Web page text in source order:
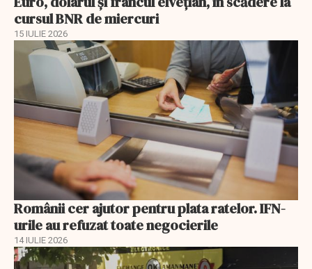
cursul BNR de miercuri
15 IULIE 2026
Românii cer ajutor pentru plata ratelor. IFN-
urile au refuzat toate negocierile
14 IULIE 2026